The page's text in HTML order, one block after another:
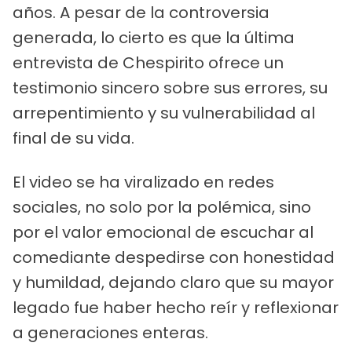
años. A pesar de la controversia
generada, lo cierto es que la última
entrevista de Chespirito ofrece un
testimonio sincero sobre sus errores, su
arrepentimiento y su vulnerabilidad al
final de su vida.
El video se ha viralizado en redes
sociales, no solo por la polémica, sino
por el valor emocional de escuchar al
comediante despedirse con honestidad
y humildad, dejando claro que su mayor
legado fue haber hecho reír y reflexionar
a generaciones enteras.